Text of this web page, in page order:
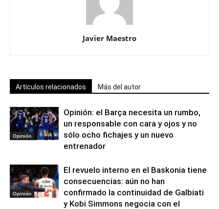
Javier Maestro
Artículos relacionados Más del autor
Opinión
Opinión: el Barça necesita un rumbo,
un responsable con cara y ojos y no
sólo ocho fichajes y un nuevo
entrenador
Opinión
El revuelo interno en el Baskonia tiene
consecuencias: aún no han
confirmado la continuidad de Galbiati
y Kobi Simmons negocia con el